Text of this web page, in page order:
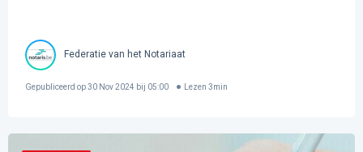
Federatie van het Notariaat
Gepubliceerd op30 Nov 2024 bij 05:00 Lezen 3min